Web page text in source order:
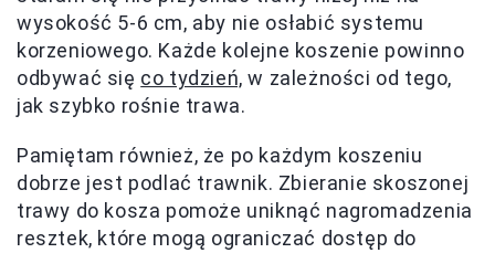
wysokość 5-6 cm, aby nie osłabić systemu
korzeniowego. Każde kolejne koszenie powinno
odbywać się co tydzień, w zależności od tego,
jak szybko rośnie trawa.
Pamiętam również, że po każdym koszeniu
dobrze jest podlać trawnik. Zbieranie skoszonej
trawy do kosza pomoże uniknąć nagromadzenia
resztek, które mogą ograniczać dostęp do